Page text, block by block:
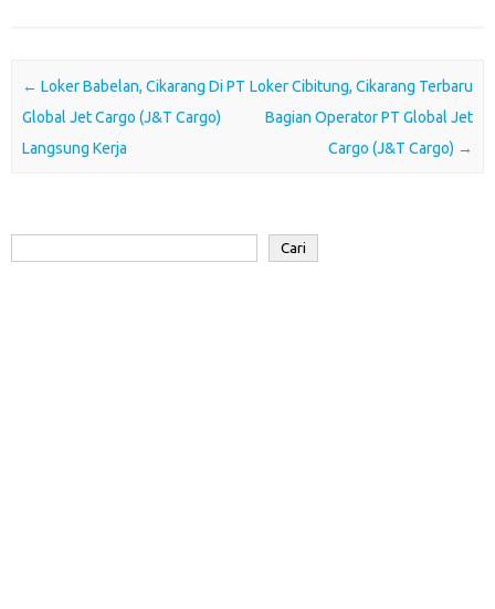
o
o
k
e
r
A
p
p
d
I
a
r
Post navigation
← Loker Babelan, Cikarang Di PT
Global Jet Cargo (J&T Cargo)
Langsung Kerja
Loker Cibitung, Cikarang Terbaru
Bagian Operator PT Global Jet
Cargo (J&T Cargo) →
Cari
Cari